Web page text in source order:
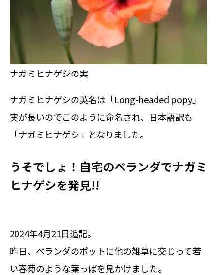
ナガミヒナゲシの実
ナガミヒナゲシの英名は「Long-headed popy」
実が長いのでこのように命名され、日本語訳も
「ナガミヒナゲシ」となりました。
うそでしょ！自宅のベランダでナガミ
ヒナゲシを発見!!
2024年4月21日追記。
昨日、ベランダのポットに他の雑草に交じって若
い春菊のような葉っぱを見かけました。